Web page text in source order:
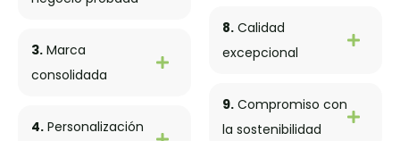
3. Marca
consolidada
4. Personalización
8. Calidad
excepcional
9. Compromiso con
la sostenibilidad